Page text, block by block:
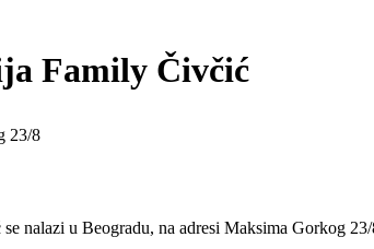
Family Čivčić
23/8
nalazi u Beogradu, na adresi Maksima Gorkog 23/